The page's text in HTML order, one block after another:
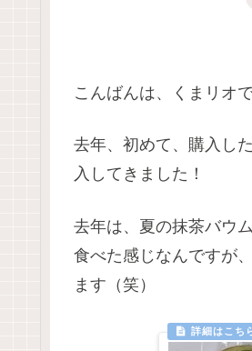
こんばんは、くまリオで
去年、初めて、購入し
入してきました！
去年は、夏の抹茶バウ
食べた感じなんですが
ます（笑）